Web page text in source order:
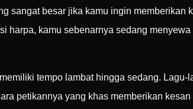
sangat besar jika kamu ingin memberikan
harpa, kamu sebenarnya sedang
tempo lambat hingga sedang. Lagu-
petikannya yang khas memberikan